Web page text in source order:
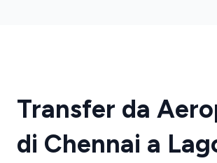
Transfer da
di Chennai a